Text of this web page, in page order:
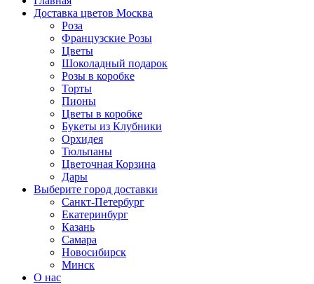
Доставка цветов Москва
Роза
Французские Розы
Цветы
Шоколадный подарок
Розы в коробке
Торты
Пионы
Цветы в коробке
Букеты из Клубники
Орхидея
Тюльпаны
Цветочная Корзина
Дары
Выберите город доставки
Санкт-Петербург
Екатеринбург
Казань
Самара
Новосибирск
Минск
О нас